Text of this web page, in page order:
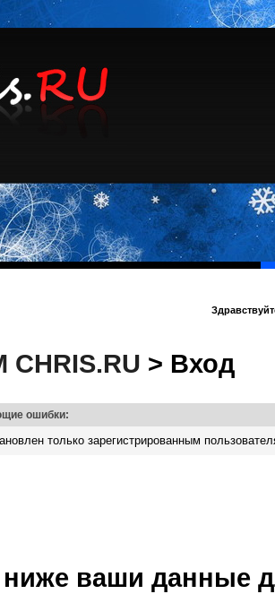
> Вход
ошибки:
только зарегистрированным
ваши данные